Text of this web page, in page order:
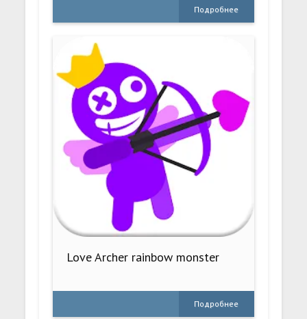
Подробнее
Love Archer rainbow monster
Подробнее